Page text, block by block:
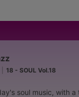
18 - SOUL Vol.18
soul music, with a